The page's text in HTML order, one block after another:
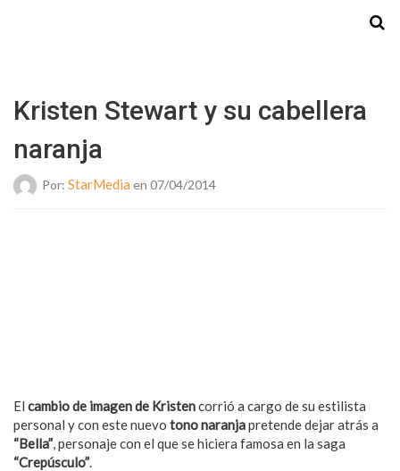
Kristen Stewart y su cabellera
naranja
Por: StarMedia en 07/04/2014
El cambio de imagen de Kristencorrió a cargo de su estilista
personal y con este nuevo tono naranjapretende dejar atrás a
“Bella”, personaje con el que se hiciera famosa en la saga
“Crepúsculo”.